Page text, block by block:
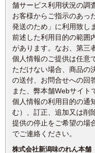
舗サービス利用状況の調
お客様からご指示のあっ
発送のため」に利用致し
前述した利用目的の範囲
があります。なお、第三
個人情報のご提供は任意
ただけない場合、商品の
の送付、お問合せへの回
また、弊本舗Webサイト
個人情報の利用目的の通
む）、訂正、追加又は削
提供の停止をご希望の場
でご連絡ください。
株式会社新潟味のれん本